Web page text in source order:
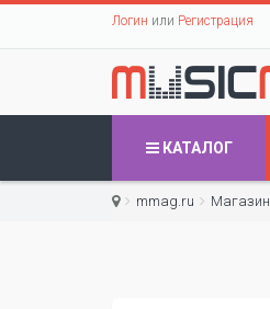
Логин или Регистрация
КАТАЛОГ
mmag.ru Магазин